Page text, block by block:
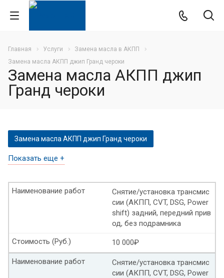
Главная Услуги
Замена масла в АКПП
Замена масла АКПП джип Гранд чероки
Замена масла АКПП джип
Гранд чероки
Замена масла АКПП джип Гранд чероки
Замена масла в коробке передач КИА рио
Замена масла в АКПП Тойота королла
Частичная замена масла АКПП КИА сид
Частичная замена масла в АКПП КИА спортейдж
Показать еще +
Снятие/установка трансмис
сии (АКПП, CVT, DSG, Power
shift) задний, передний прив
од, без подрамника
Наименование работ
10 000₽
Стоимость (Руб.)
Снятие/установка трансмис
сии (АКПП, CVT, DSG, Power
Наименование работ